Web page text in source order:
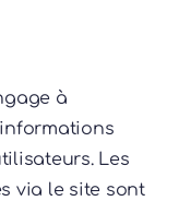
à
Les
via le site sont